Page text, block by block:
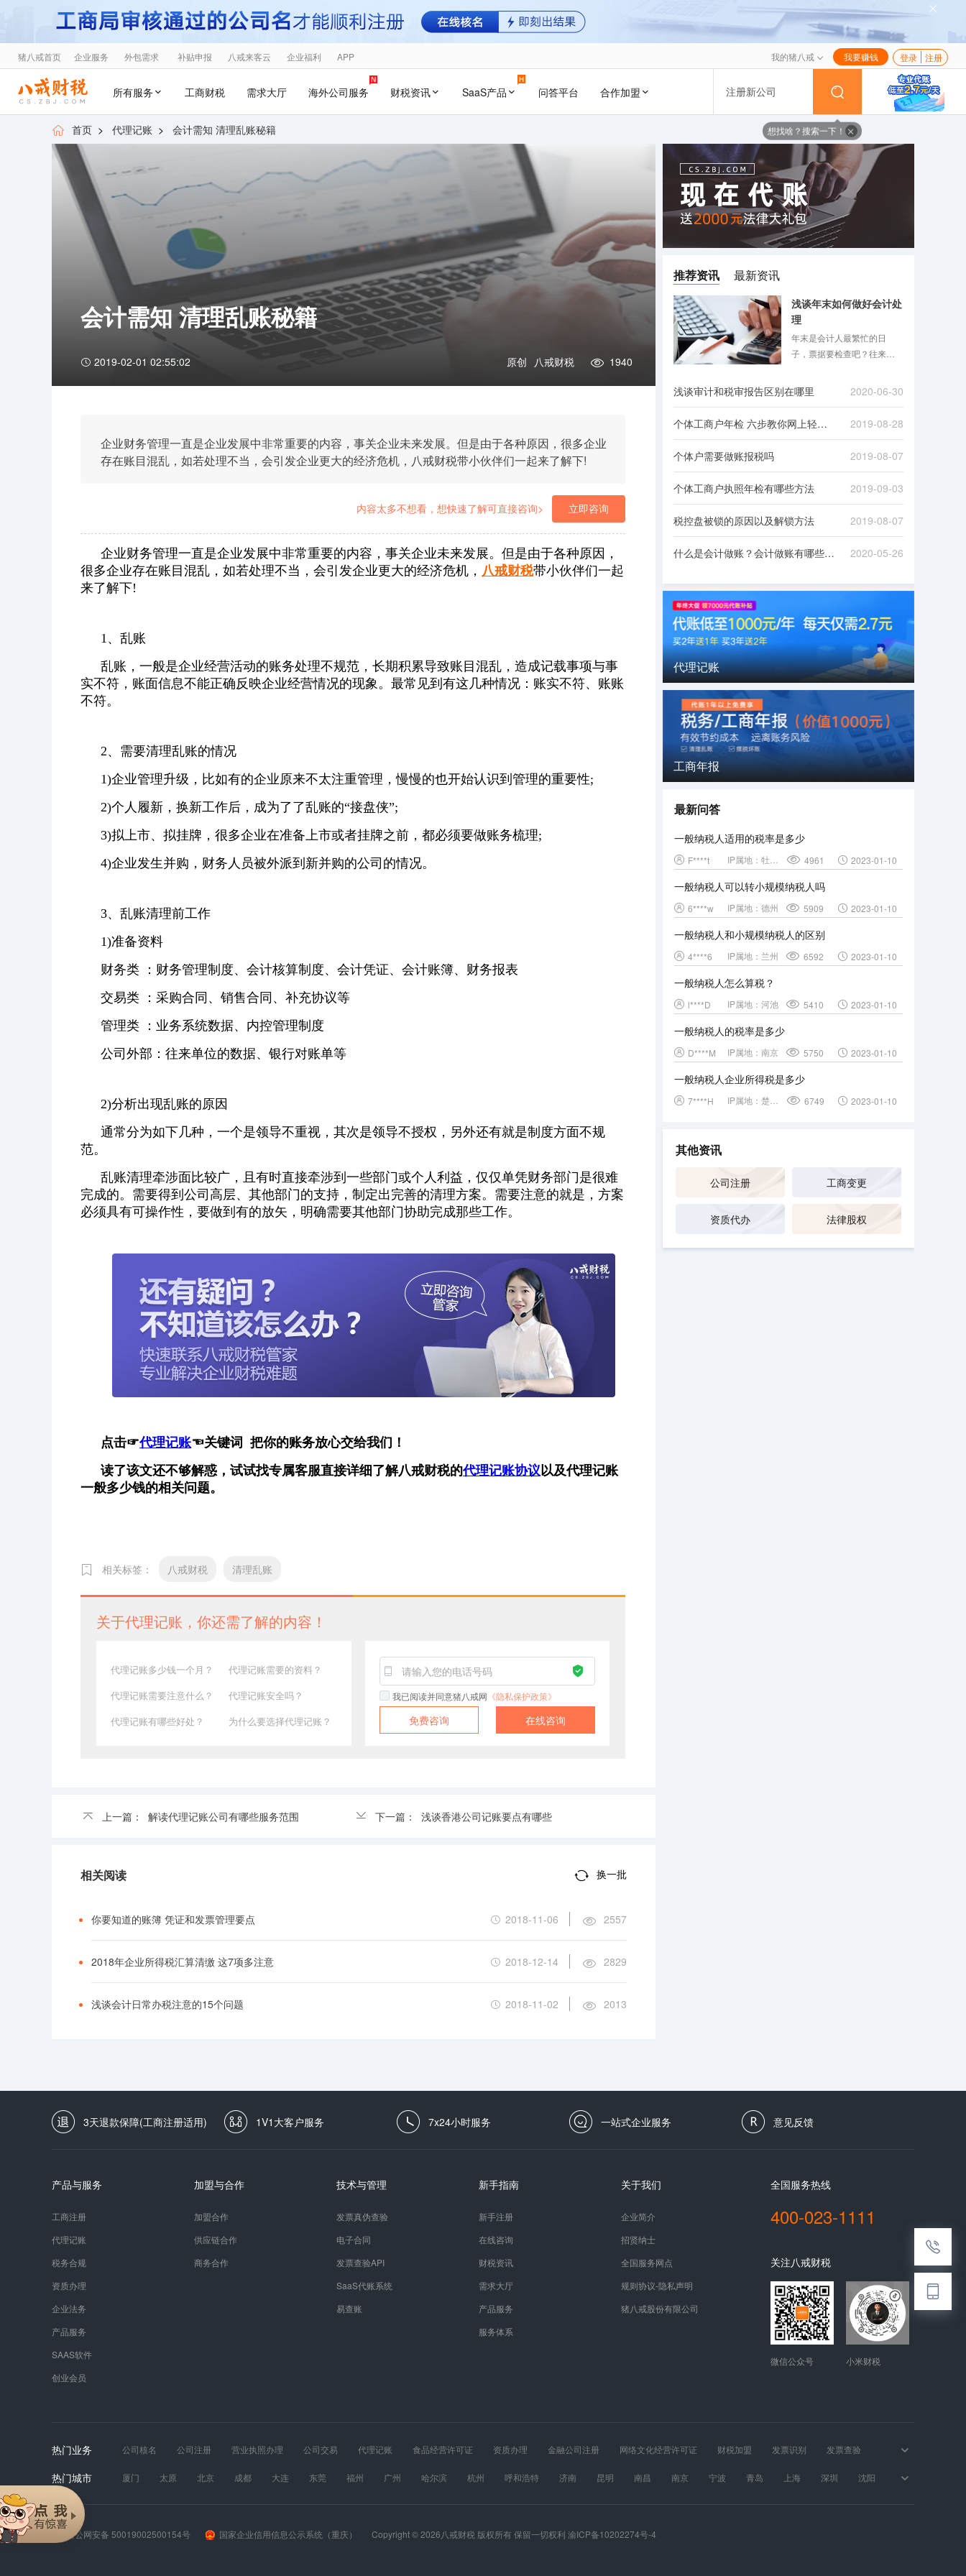
猪八戒首页 企业服务 外包需求 补贴申报 八戒来客云 企业福利 APP 我的猪八戒 我要赚钱 登录 注册
所有服务 工商财税 需求大厅 海外公司服务 财税资讯 SaaS产品 问答平台 合作加盟 注册新公司
想找啥？搜索一下！
首页 > 代理记账 > 会计需知 清理乱账秘籍
会计需知 清理乱账秘籍
2019-02-01 02:55:02 原创 八戒财税 1940
企业财务管理一直是企业发展中非常重要的内容，事关企业未来发展。但是由于各种原因，很多企业
存在账目混乱，如若处理不当，会引发企业更大的经济危机，八戒财税带小伙伴们一起来了解下!
内容太多不想看，想快速了解可直接咨询> 立即咨询
企业财务管理一直是企业发展中非常重要的内容，事关企业未来发展。但是由于各种原因，
很多企业存在账目混乱，如若处理不当，会引发企业更大的经济危机， 八戒财税带小伙伴们一起
来了解下!
1、乱账
乱账，一般是企业经营活动的账务处理不规范，长期积累导致账目混乱，造成记载事项与事
实不符，账面信息不能正确反映企业经营情况的现象。最常见到有这几种情况：账实不符、账账
不符。
2、 需要清理乱账的情况
1)企业管理升级，比如有的企业原来不太注重管理，慢慢的也开始认识到管理的重要性;
2)个人履新，换新工作后，成为了了乱账的“接盘侠”;
3)拟上市、拟挂牌，很多企业在准备上市或者挂牌之前，都必须要做账务梳理;
4)企业发生并购，财务人员被外派到新并购的公司的情况。
3、乱账清理前工作
1)准备资料
财务类 ：财务管理制度、会计核算制度、会计凭证、会计账簿、财务报表
交易类 ：采购合同、销售合同、补充协议等
管理类 ：业务系统数据、内控管理制度
公司外部：往来单位的数据、银行对账单等
2)分析出现乱账的原因
通常分为如下几种，一个是领导不重视，其次是领导不授权，另外还有就是制度方面不规
范。
乱账清理牵涉面比较广，且有时直接牵涉到一些部门或个人利益，仅仅单凭财务部门是很难
完成的。需要得到公司高层、其他部门的支持，制定出完善的清理方案。需要注意的就是，方案
必须具有可操作性，要做到有的放矢，明确需要其他部门协助完成那些工作。
点击☞代理记账☜关键词 把你的账务放心交给我们！
读了该文还不够解惑，试试找专属客服直接详细了解八戒财税的代理记账协议以及代理记账
一般多少钱的相关问题。
相关标签： 八戒财税 清理乱账
关于代理记账，你还需了解的内容！
代理记账多少钱一个月？
代理记账需要的资料？
代理记账需要注意什么？
代理记账安全吗？
代理记账有哪些好处？
为什么要选择代理记账？
我已阅读并同意猪八戒网 《隐私保护政策》
免费咨询 在线咨询
上一篇： 解读代理记账公司有哪些服务范围 下一篇： 浅谈香港公司记账要点有哪些
相关阅读 换一批
你要知道的账簿 凭证和发票管理要点 2018-11-06 2557
2018年企业所得税汇算清缴 这7项多注意 2018-12-14 2829
浅谈会计日常办税注意的15个问题 2018-11-02 2013
推荐资讯 最新资讯
浅谈年末如何做好会计处
理
年末是会计人最繁忙的日
子，票据要检查吧？往来款
头大？跟着八戒财税一起来
看看吧！
浅谈审计和税审报告区别在哪里 2020-06-30
个体工商户年检 六步教你网上轻松办理 2019-08-28
个体户需要做账报税吗 2019-08-07
个体工商户执照年检有哪些方法 2019-09-03
税控盘被锁的原因以及解锁方法 2019-08-07
什么是会计做账？会计做账有哪些流程？ 2020-05-26
代理记账
工商年报
最新问答
一般纳税人适用的税率是多少
F****t IP属地： 4961 2023-01-10
一般纳税人可以转小规模纳税人吗
6****w IP属地： 德州 5909 2023-01-10
一般纳税人和小规模纳税人的区别
4****6 IP属地： 兰州 6592 2023-01-10
一般纳税人怎么算税？
l****D IP属地： 河池 5410 2023-01-10
一般纳税人的税率是多少
D****M IP属地： 南京 5750 2023-01-10
一般纳税人企业所得税是多少
7****H IP属地： 6749 2023-01-10
其他资讯
公司注册 工商变更
资质代办 法律股权
3天退款保障(工商注册适用) 1V1大客户服务 7x24小时服务 一站式企业服务 意见反馈
产品与服务
工商注册
代理记账
税务合规
资质办理
企业法务
产品服务
SAAS软件
创业会员
加盟与合作
加盟合作
供应链合作
商务合作
技术与管理
发票真伪查验
电子合同
发票查验API
SaaS代账系统
易查账
新手指南
新手注册
在线咨询
财税资讯
需求大厅
产品服务
服务体系
关于我们
企业简介
招贤纳士
全国服务网点
规则协议-隐私声明
猪八戒股份有限公司
全国服务热线
400-023-1111
关注八戒财税
微信公众号 小米财税
热门业务 公司核名 公司注册 营业执照办理 公司交易 代理记账 食品经营许可证 资质办理 金融公司注册 网络文化经营许可证 财税加盟 发票识别
发票查验
发票真伪
财税服务 工商年报 道路运输经营许可证 股权设计 医疗器械经营许可证
热门城市 厦门 太原 北京 成都 大连 东莞 福州 广州 哈尔滨 杭州 呼和浩特 济南 昆明 南昌 南京 宁波 青岛 上海 深圳
沈阳
渝公网安备 50019002500154号 国家企业信用信息公示系统（重庆） Copyright © 2026八戒财税 版权所有 保留一切权利 渝ICP备10202274号-4